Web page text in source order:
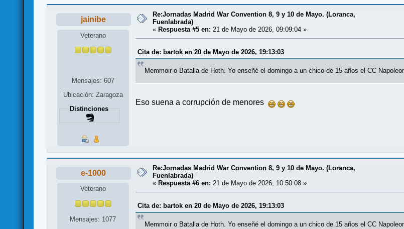
jainibe
Veterano
Mensajes: 607
Ubicación: Zaragoza
Distinciones
Re:Jornadas Madrid War Convention 8, 9 y 10 de Mayo. (Loranca,
Fuenlabrada)
« Respuesta #5 en: 21 de Mayo de 2026, 09:09:04 »
Cita de: bartok en 20 de Mayo de 2026, 19:13:03
Memmoir o Batalla de Hoth. Yo enseñé el domingo a un chico de 15 años el CC
Eso suena a corrupción de menores
e-1000
Veterano
Mensajes: 1077
Re:Jornadas Madrid War Convention 8, 9 y 10 de Mayo. (Loranca,
Fuenlabrada)
« Respuesta #6 en: 21 de Mayo de 2026, 10:50:08 »
Cita de: bartok en 20 de Mayo de 2026, 19:13:03
Memmoir o Batalla de Hoth. Yo enseñé el domingo a un chico de 15 años el CC